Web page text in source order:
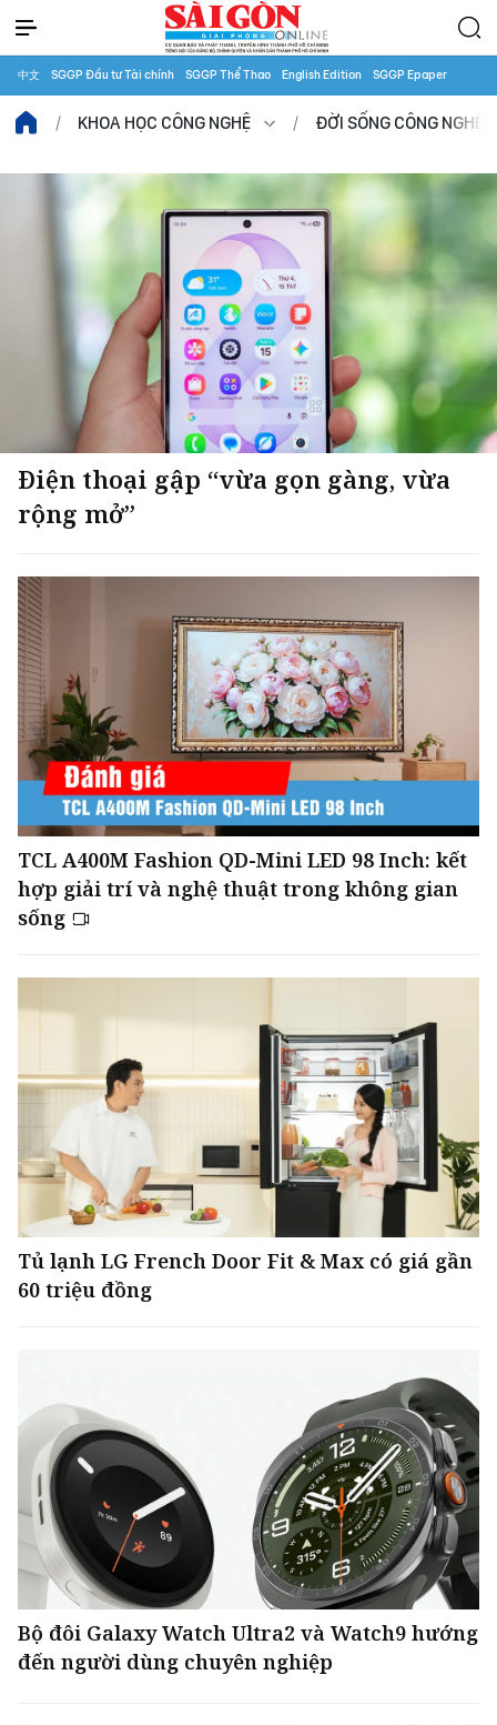
中文 SGGP Đầu tư Tài chính SGGP Thể Thao English Edition SGGP Epaper
KHOA HỌC CÔNG NGHỆ ĐỜI SỐNG CÔNG NGHỆ
Điện thoại gập “vừa gọn gàng, vừa
rộng mở”
TCL A400M Fashion QD-Mini LED 98 Inch: kết
hợp giải trí và nghệ thuật trong không gian
sống
Tủ lạnh LG French Door Fit & Max có giá gần
60 triệu đồng
Bộ đôi Galaxy Watch Ultra2 và Watch9 hướng
đến người dùng chuyên nghiệp